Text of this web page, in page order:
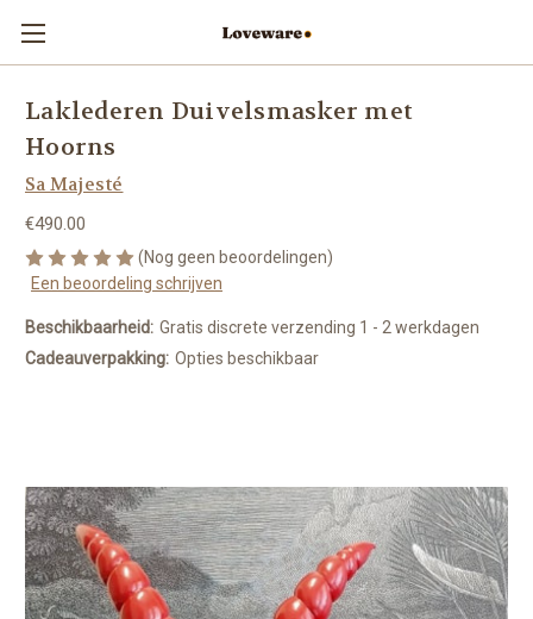
Laklederen Duivelsmasker met
Hoorns
Sa Majesté
€490.00
(Nog geen beoordelingen)
Een beoordeling schrijven
Beschikbaarheid: Gratis discrete verzending 1 - 2 werkdagen
Cadeauverpakking: Opties beschikbaar